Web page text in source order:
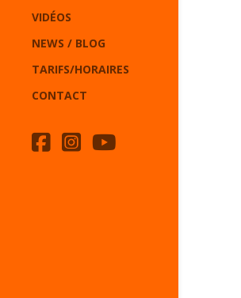
VIDÉOS
NEWS / BLOG
TARIFS/HORAIRES
CONTACT